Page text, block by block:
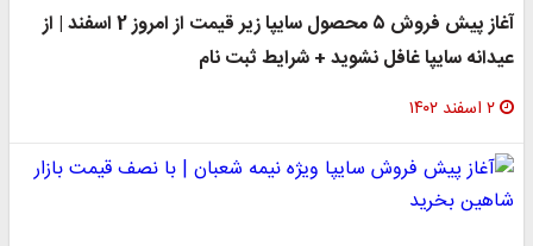
آغاز پیش فروش ۵ محصول سایپا زیر قیمت از امروز 2 اسفند | از
عیدانه سایپا غافل نشوید + شرایط ثبت نام
۲ اسفند ۱۴۰۲